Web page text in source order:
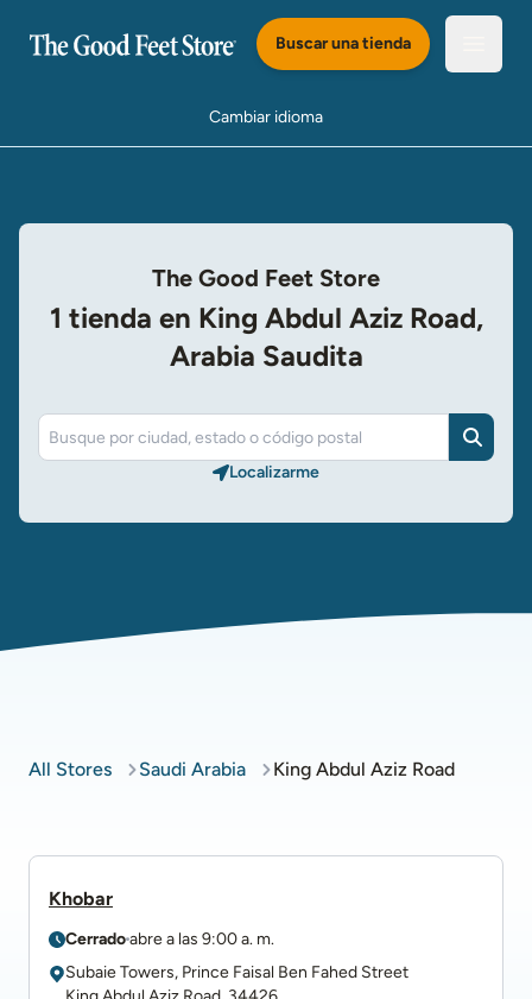
Buscar una tienda
Cambiar idioma
The Good Feet Store
1 tienda en King Abdul Aziz Road,
Arabia Saudita
Buscar
Localizarme​​​​​​​
All Stores Saudi Arabia King Abdul Aziz Road
Khobar
Cerradoabre a las 9:00 a. m.
Subaie Towers, Prince Faisal Ben Fahed Street